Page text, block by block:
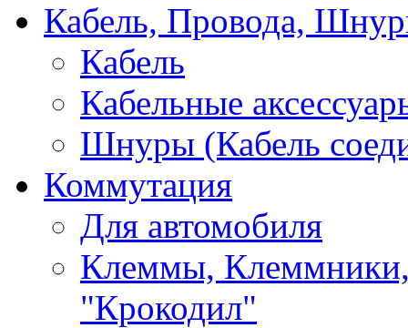
Кабель, Провода,
Кабель
Кабельные
Шнуры (Кабель
Коммутация
Для автомобиля
Клеммы,
"Крокодил"